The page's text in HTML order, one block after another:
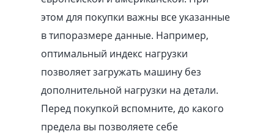
этом для покупки важны все указанные
в типоразмере данные. Например,
оптимальный индекс нагрузки
позволяет загружать машину без
дополнительной нагрузки на детали.
Перед покупкой вспомните, до какого
предела вы позволяете себе